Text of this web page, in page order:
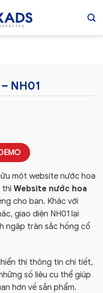
NH01
một website nước hoa
thì Website nước hoa
cho bạn. Khác với
giao diện NH01 lại
ngập tràn sắc hồng cổ
thị thông tin chi tiết,
số liệu cụ thể giúp
hơn về sản phẩm.